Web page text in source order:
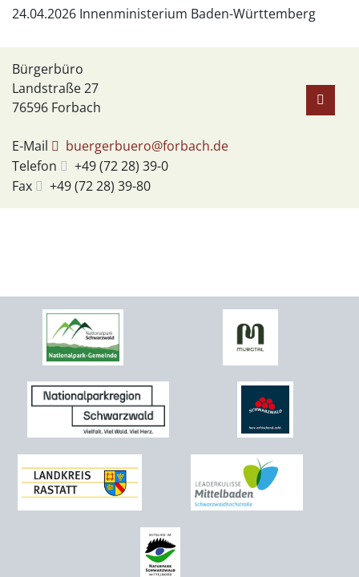
24.04.2026 Innenministerium Baden-Württemberg
Bürgerbüro
Landstraße 27
76596 Forbach
E-Mail
buergerbuero@forbach.de
Telefon
+49 (7228) 39-0
Fax
+49 (7228) 39-80